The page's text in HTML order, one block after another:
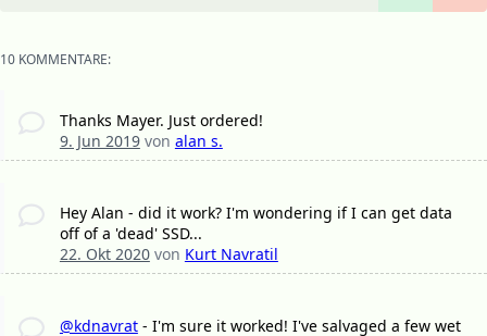
10 KOMMENTARE:
Thanks Mayer. Just ordered!
9. Jun 2019von alan s.
Hey Alan - did it work? I'm wondering if I can get data
off of a 'dead' SSD...
22. Okt 2020von Kurt Navratil
@kdnavrat- I'm sure it worked! I've salvaged a few wet